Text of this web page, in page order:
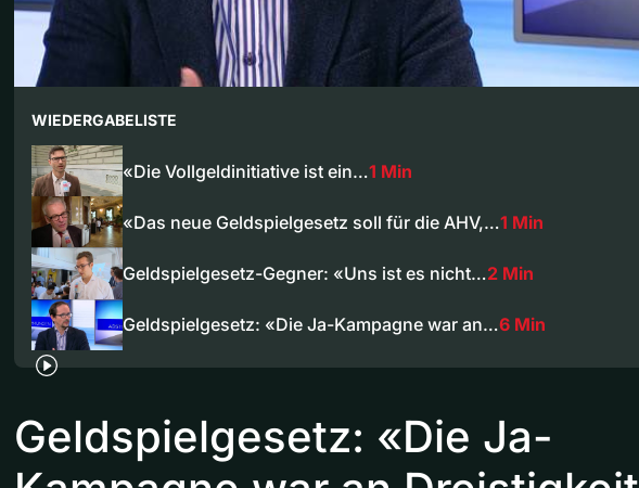
WIEDERGABELISTE
«Die Vollgeldinitiative ist ein…1 Min
«Das neue Geldspielgesetz soll für die AHV,…1 Min
Geldspielgesetz-Gegner: «Uns ist es nicht…2 Min
Geldspielgesetz: «Die Ja-Kampagne war an…6 Min
Geldspielgesetz: «Die Ja-